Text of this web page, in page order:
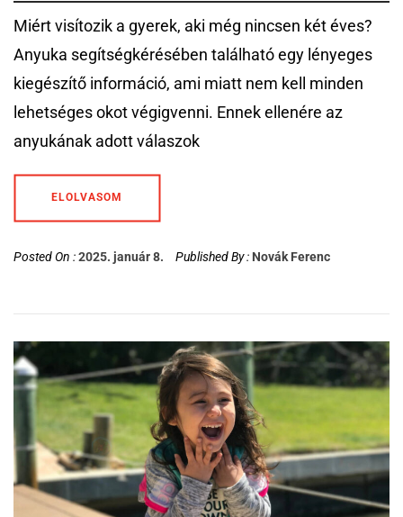
Miért visítozik a gyerek, aki még nincsen két éves?
Anyuka segítségkérésében található egy lényeges
kiegészítő információ, ami miatt nem kell minden
lehetséges okot végigvenni. Ennek ellenére az
anyukának adott válaszok
ELOLVASOM
Posted On :2025. január 8. Published By : Novák Ferenc